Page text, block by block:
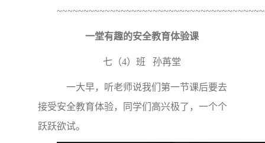
一堂有趣的安全教育体验课
七（4）班 孙苒堂
一大早，听老师说我们第一节课后要去
接受安全教育体验，同学们高兴极了，一个个
跃跃欲试。